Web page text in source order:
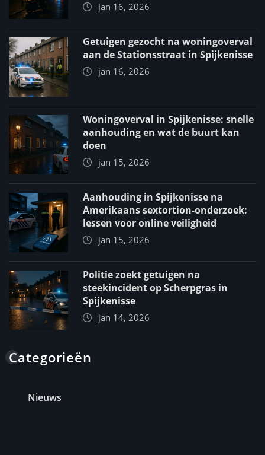
jan 16, 2026
Getuigen gezocht na woningoverval
aan de Stationsstraat in Spijkenisse
jan 16, 2026
Woningoverval in Spijkenisse: snelle
aanhouding en wat de buurt kan
doen
jan 15, 2026
Aanhouding in Spijkenisse na
Amerikaans sextortion-onderzoek:
lessen voor online veiligheid
jan 15, 2026
Politie zoekt getuigen na
steekincident op Scherpgras in
Spijkenisse
jan 14, 2026
Categorieën
Nieuws